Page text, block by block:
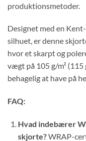
produktionsmetoder.
Designet med en
silhuet, er denne
hvor et skarpt og
vægt på 105 g/m² (115
behagelig at have på
FAQ:
Hvad indebærer
skjorte?WRAP-